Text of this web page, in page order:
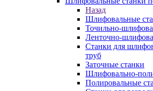
Назад
Шлифовальные
Точильно-
Ленточно-
Станки для
труб
Заточные станки
Шлифовально-
Полировальные